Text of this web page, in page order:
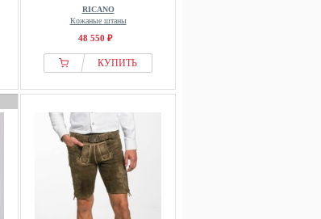
RICANO
Кожаные штаны
48 550 ₽
КУПИТЬ